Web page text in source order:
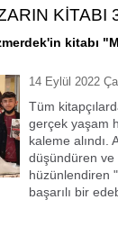
KİTABI
kitabı
14 Eylül 2022
Tüm
gerçek yaşam
kaleme alındı.
düşündüren ve
hüzünlendiren
başarılı bir